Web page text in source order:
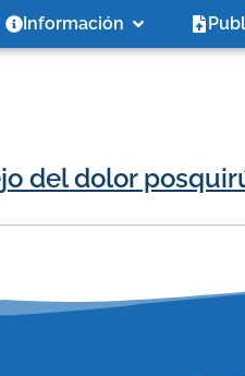
Información
del dolor